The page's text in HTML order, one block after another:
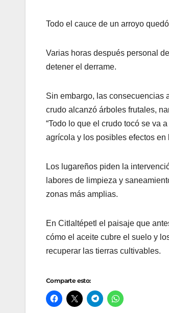
Todo el cauce de un arroyo
Varias horas después personal
detener el derrame.
Sin embargo, las consecuencias
crudo alcanzó árboles frutales,
“Todo lo que el crudo tocó se va
agrícola y los posibles efectos
Los lugareños piden la
labores de limpieza y
zonas más amplias.
En Citlaltépetl el paisaje que
cómo el aceite cubre el suelo y
recuperar las tierras cultivables.
Comparte esto: